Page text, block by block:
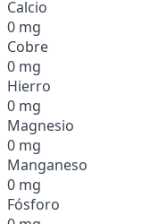
Calcio
0 mg
Cobre
0 mg
Hierro
0 mg
Magnesio
0 mg
Manganeso
0 mg
Fósforo